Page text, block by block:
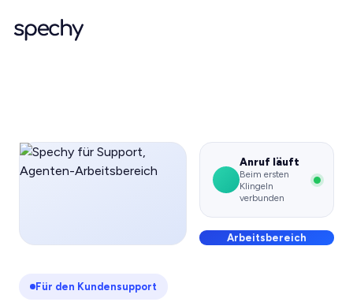
Für den Kundensupport
Anruf läuft
Beim ersten
Klingeln
verbunden
Arbeitsbereich